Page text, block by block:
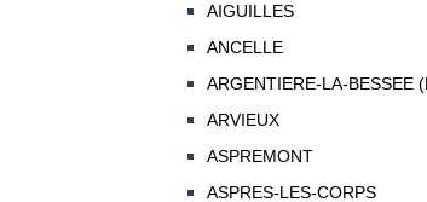
AIGUILLES
ANCELLE
ARGENTIERE-LA-BESSEE
ARVIEUX
ASPREMONT
ASPRES-LES-CORPS